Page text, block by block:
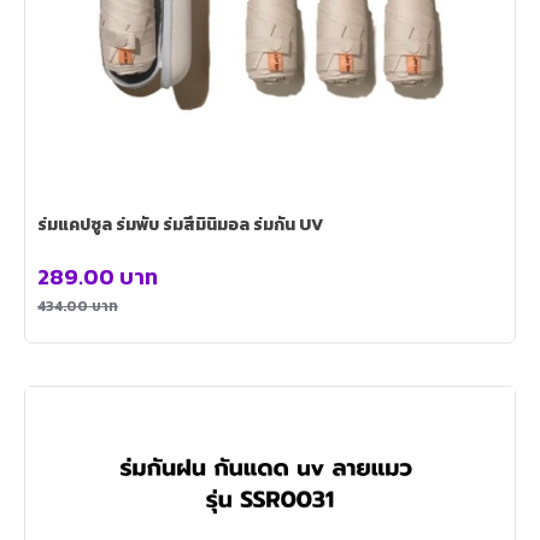
ร่มแคปซูล ร่มพับ ร่มสีมินิมอล ร่มกัน UV
434.00บาท
289.00 บาท